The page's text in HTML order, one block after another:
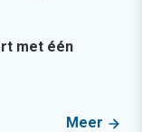
met één
Meer